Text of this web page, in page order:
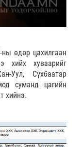
өдөр цахилгаан
хийх хуваарийг
Уул, Сүхбаатар
суманд цагийн
хийнэ.